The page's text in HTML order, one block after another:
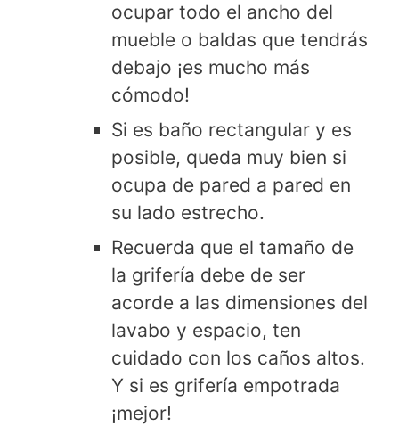
ocupar todo el ancho del
mueble o baldas que tendrás
debajo ¡es mucho más
cómodo!
Si es baño rectangular y es
posible, queda muy bien si
ocupa de pared a pared en
su lado estrecho.
Recuerda que el tamaño de
la grifería debe de ser
acorde a las dimensiones del
lavabo y espacio, ten
cuidado con los caños altos.
Y si es grifería empotrada
¡mejor!